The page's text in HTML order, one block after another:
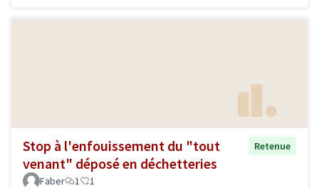
Stop à l'enfouissement du "tout
venant" déposé en déchetteries
Retenue
Faber 1 1